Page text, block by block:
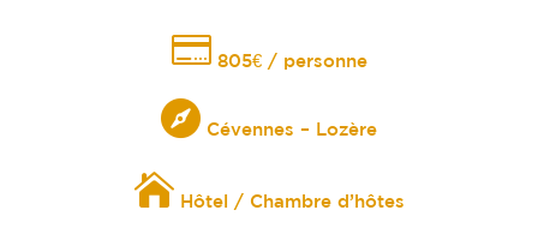
805€ / personne
 Cévennes – Lozère
 Hôtel / Chambre d’hôtes